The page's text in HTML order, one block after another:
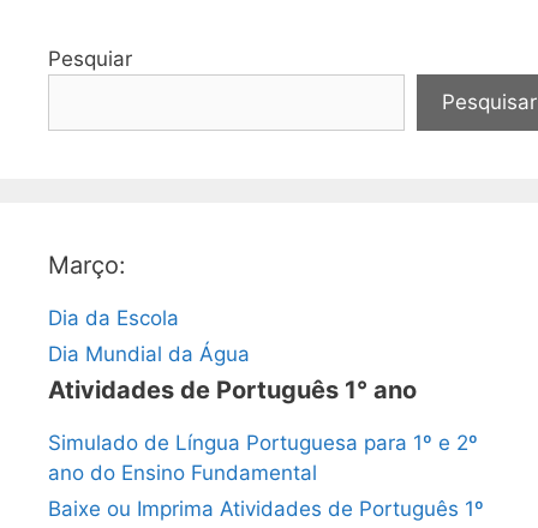
Pesquiar
Pesquisar
Março:
Dia da Escola
Dia Mundial da Água
Atividades de Português 1° ano
Simulado de Língua Portuguesa para 1º e 2º
ano do Ensino Fundamental
Baixe ou Imprima Atividades de Português 1º